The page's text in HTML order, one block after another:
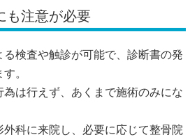
も注意が必要
検査や触診が可能で、診断書の発
。
は行えず、あくまで施術のみにな
科に来院し、必要に応じて整骨院